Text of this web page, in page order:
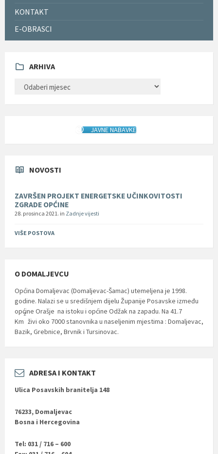
KONTAKT
E-OBRASCI
ARHIVA
JAVNE NABAVKE
NOVOSTI
ZAVRŠEN PROJEKT ENERGETSKE UČINKOVITOSTI
ZGRADE OPĆINE
28. prosinca 2021. in Zadnje vijesti
VIŠE POSTOVA
O DOMALJEVCU
Općina Domaljevac (Domaljevac-Šamac) utemeljena je 1998.
godine. Nalazi se u središnjem dijelu Županije Posavske između
općine Orašje na istoku i općine Odžak na zapadu. Na 41.7
Km
2
živi oko 7000 stanovnika u naseljenim mjestima : Domaljevac,
Bazik, Grebnice, Brvnik i Tursinovac.
ADRESA I KONTAKT
Ulica Posavskih branitelja 148
76233, Domaljevac
Bosna i Hercegovina
Tel: 031 / 716 – 600